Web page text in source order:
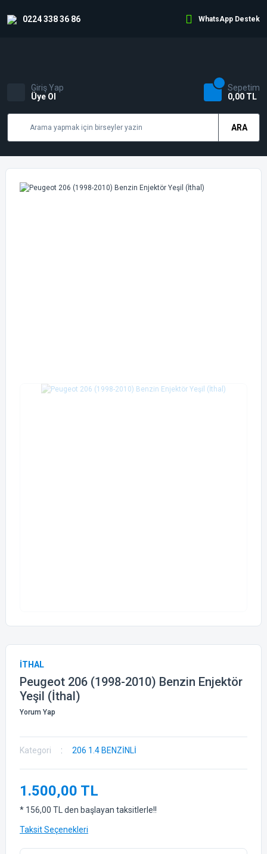
0224 338 36 86 WhatsApp Destek
ARA
Giriş Yap
Üye Ol
Sepetim
0,00 TL
İTHAL
Peugeot 206 (1998-2010) Benzin Enjektör
Yeşil (İthal)
Yorum Yap
Kategori 206 1.4 BENZİNLİ
1.500,00 TL
* 156,00 TL den başlayan taksitlerle!!
Taksit Seçenekleri